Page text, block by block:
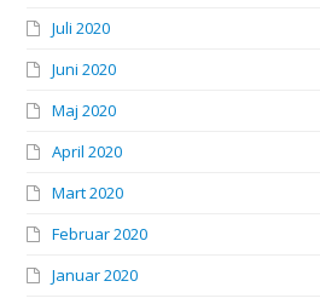
Juli 2020
Juni 2020
Maj 2020
April 2020
Mart 2020
Februar 2020
Januar 2020